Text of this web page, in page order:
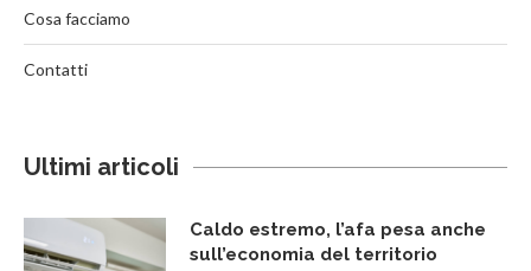
Cosa facciamo
Contatti
Ultimi articoli
Caldo estremo, l’afa pesa anche
sull’economia del territorio